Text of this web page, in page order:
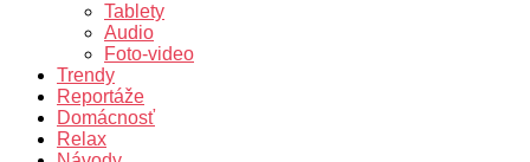
Tablety
Audio
Foto-video
Trendy
Reportáže
Domácnosť
Relax